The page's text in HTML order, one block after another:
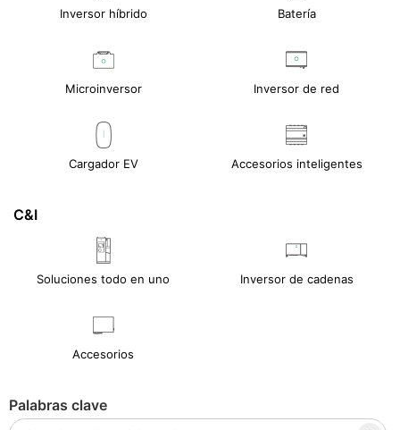
Inversor híbrido Batería
Microinversor Inversor de red
Cargador EV Accesorios inteligentes
C&I
Soluciones todo en uno Inversor de cadenas
Accesorios
Palabras clave